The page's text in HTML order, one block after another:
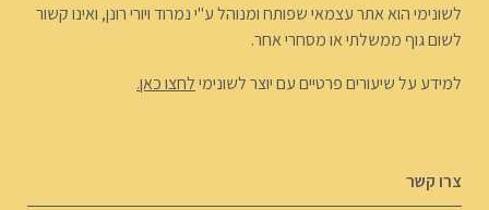
לשונימי הוא אתר עצמאי שפותח ומנוהל ע"י נמרוד ויורי רונן, ואינו קשור
לשום גוף ממשלתי או מסחרי אחר.
למידע על שיעורים פרטיים עם יוצר לשונימילחצו כאן.
צרו קשר